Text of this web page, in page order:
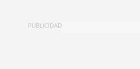
PUBLICIDAD